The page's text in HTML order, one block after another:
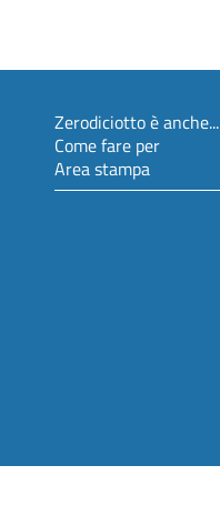
Zerodiciotto è anche...
Come fare per
Area stampa